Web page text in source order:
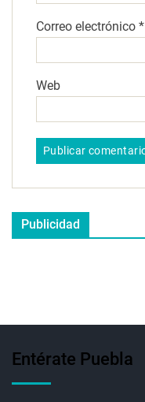
Correo electrónico *
Web
Publicidad
Entérate Puebla